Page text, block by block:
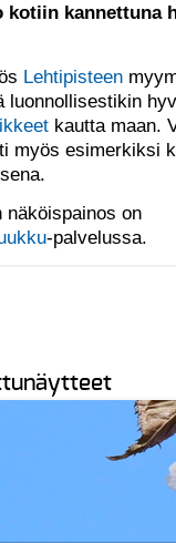
kotiin kannettuna
Lehtipisteen
luonnollisestikin
kautta maan.
myös esimerkiksi
näköispainos on
-palvelussa.